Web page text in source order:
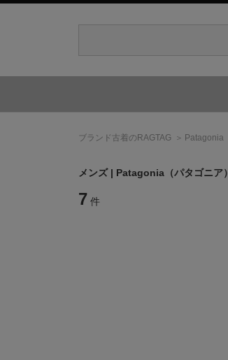
ブランド古着のRAGTAG Patagonia
メンズ | Patagonia （パタゴニア）
7 件